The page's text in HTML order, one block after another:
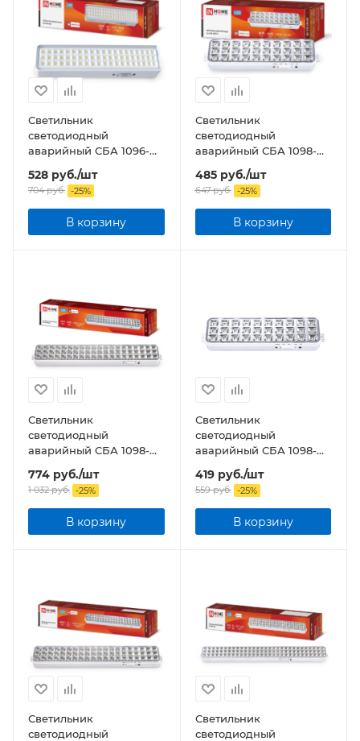
Светильник
светодиодный
аварийный СБА 1096-
60DC 60LED 1.5Ah
lithium battery DC
528 руб./шт
704руб. -25%
В корзину
Светильник
светодиодный
аварийный СБА 1098-
30AC/DC 30 LED 1.2Ah
lithium battery AC/DC
485руб./шт
647руб. -25%
В корзину
Светильник
светодиодный
аварийный СБА 1098-
60AC/DC 60 LED 2.0Ah
lithium battery AC/DC
774 руб./шт
1 032руб. -25%
В корзину
Светильник
светодиодный
аварийный СБА 1098-
30DC 30 LED 1.2Ah
lithium battery DC
419руб./шт
559руб. -25%
В корзину
Светильник
светодиодный
Светильник
светодиодный